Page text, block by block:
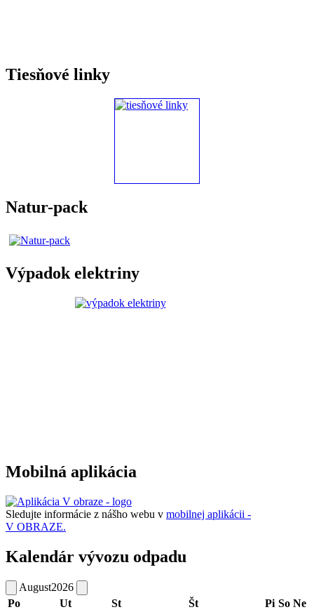
Tiesňové linky
Natur-pack
Výpadok elektriny
Mobilná aplikácia
Sledujte informácie z nášho webu v mobilnej aplikácii -
V OBRAZE.
Kalendár vývozu odpadu
August2026
Po
Ut St Št Pi So Ne